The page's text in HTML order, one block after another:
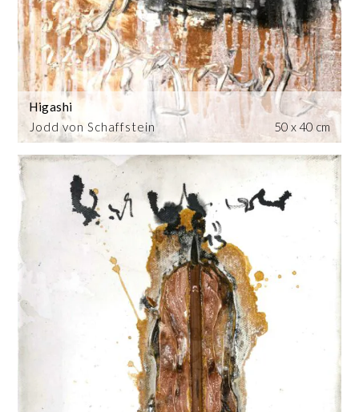
Jodd von Schaffstein
Higashi
50 x 40 cm